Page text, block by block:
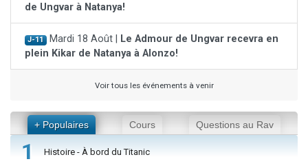
de Ungvar à Natanya!
J-11 Mardi 18 Août |
Le Admour de Ungvar recevra en
plein Kikar de Natanya à Alonzo!
Voir tous les événements à venir
+ Populaires Cours Questions au Rav
1 Histoire - À bord du Titanic